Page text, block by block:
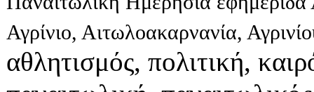
Αγρίνιο, Αιτωλοακαρνανία,
αθλητισμός, πολιτική,